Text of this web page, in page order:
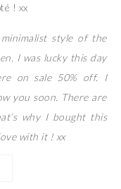
! xx
style of the
I was lucky this day
on sale 50% off. I
you soon. There are
why I bought this
with it ! xx